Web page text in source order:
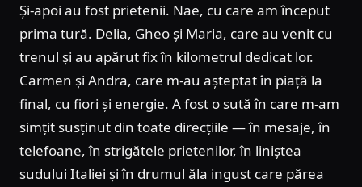
Și-apoi au fost prietenii. Nae, cu care am început
prima tură. Delia, Gheo și Maria, care au venit cu
trenul și au apărut fix în kilometrul dedicat lor.
Carmen și Andra, care m-au așteptat în piață la
final, cu fiori și energie. A fost o sută în care m-am
simțit susținut din toate direcțiile — în mesaje, în
telefoane, în strigătele prietenilor, în liniștea
sudului Italiei și în drumul ăla ingust care părea